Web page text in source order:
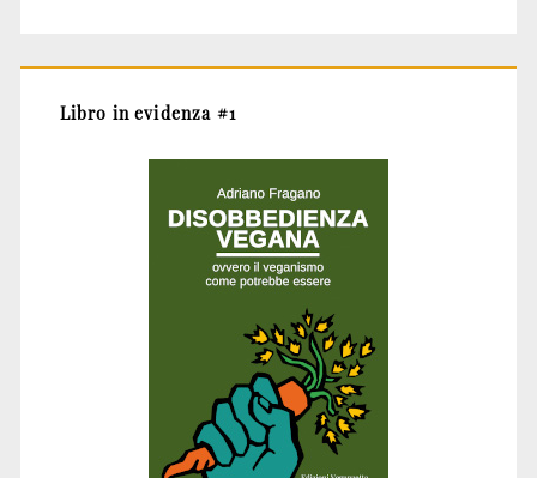
Libro in evidenza #1